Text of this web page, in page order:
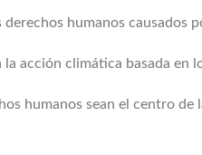
derechos humanos causados
acción climática basada en
humanos sean el centro de